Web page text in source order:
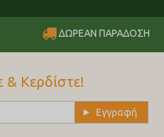
ΔΩΡΕΑΝ ΠΑΡΑΔΟΣΗ
& Κερδίστε!